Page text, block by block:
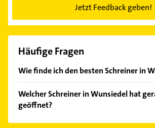
Jetzt Feedback geben!
Häufige Fragen
Wie finde ich den besten Schreiner in
Kundenmeinungen und profitieren Sie
Empfehlungen. Die Suchergebnisse
einfach nachBewertungensortiert
Welcher Schreiner in Wunsiedel hat
geöffnet?
Im Anbieter-Bereich finden Sie alle